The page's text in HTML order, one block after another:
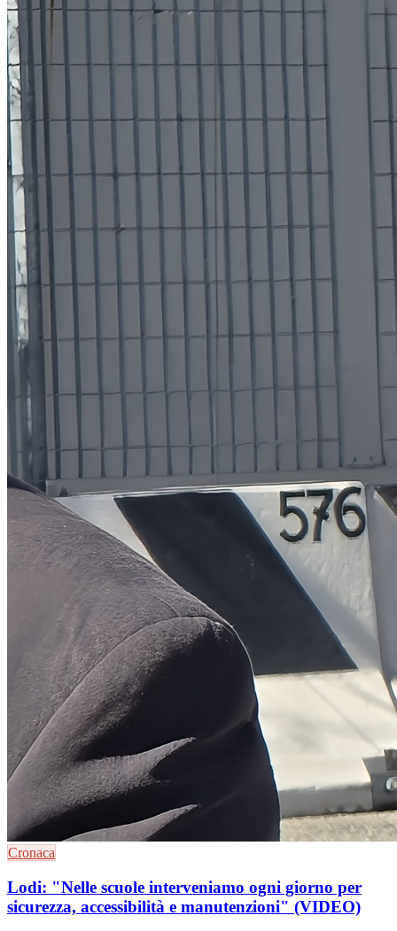
Cronaca
Lodi: "Nelle scuole interveniamo ogni giorno per
sicurezza, accessibilità e manutenzioni" (VIDEO)